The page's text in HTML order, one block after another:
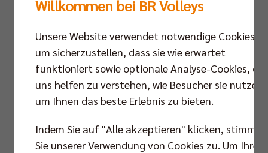
Willkommen bei BR Volleys
Unsere Website verwendet notwendige Cookies,
um sicherzustellen, dass sie wie erwartet
funktioniert sowie optionale Analyse-Cookies, die
uns helfen zu verstehen, wie Besucher sie nutzen,
um Ihnen das beste Erlebnis zu bieten.
Indem Sie auf "Alle akzeptieren" klicken, stimmen
Sie unserer Verwendung von Cookies zu. Um Ihre